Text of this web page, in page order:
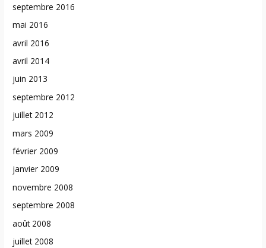
septembre 2016
mai 2016
avril 2016
avril 2014
juin 2013
septembre 2012
juillet 2012
mars 2009
février 2009
janvier 2009
novembre 2008
septembre 2008
août 2008
juillet 2008